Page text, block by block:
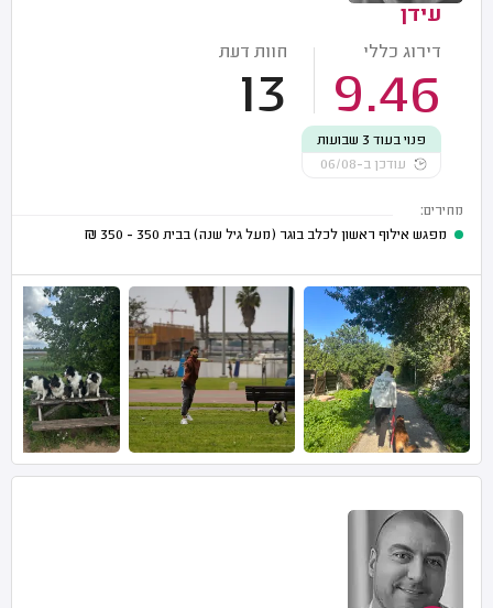
עידן
דירוג כללי
9.46
חוות דעת
13
פנוי בעוד 3 שבועות
עודכן ב-06/08
מחירים:
מפגש אילוף ראשון לכלב בוגר (מעל גיל שנה) בבית 350 - 350
₪